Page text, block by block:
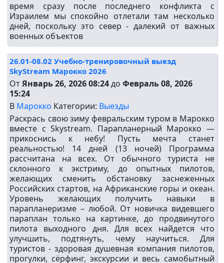
время сразу после последнего конфликта с
Израилем мы спокойно отлетали там несколько
дней, поскольку это север - далекий от важных
военных объектов
26.01-08.02 Учебно-тренировочный выезд
SkyStream Марокко 2026
ОтЯнварь 26, 2026 08:24доФевраль 08, 2026
15:24
В Марокко Категории: Выезды
Раскрась свою зиму февральским туром в Марокко
вместе с Skystream. Парапланерный Марокко —
прикоснись к небу! Пусть мечта станет
реальностью! 14 дней (13 ночей) Программа
рассчитана на всех. От обычного туриста не
склонного к экстриму, до опытных пилотов,
желающих сменить обстановку заснеженных
Российских стартов, на Африканские горы и океан.
Уровень желающих получить навыки в
парапланеризме – любой. От новичка видевшего
параплан только на картинке, до продвинутого
пилота выходного дня. Для всех найдется что
улучшить, подтянуть, чему научиться. Для
туристов - здоровая душевная компания пилотов,
прогулки, сёрфинг, экскурсии и весь самобытный